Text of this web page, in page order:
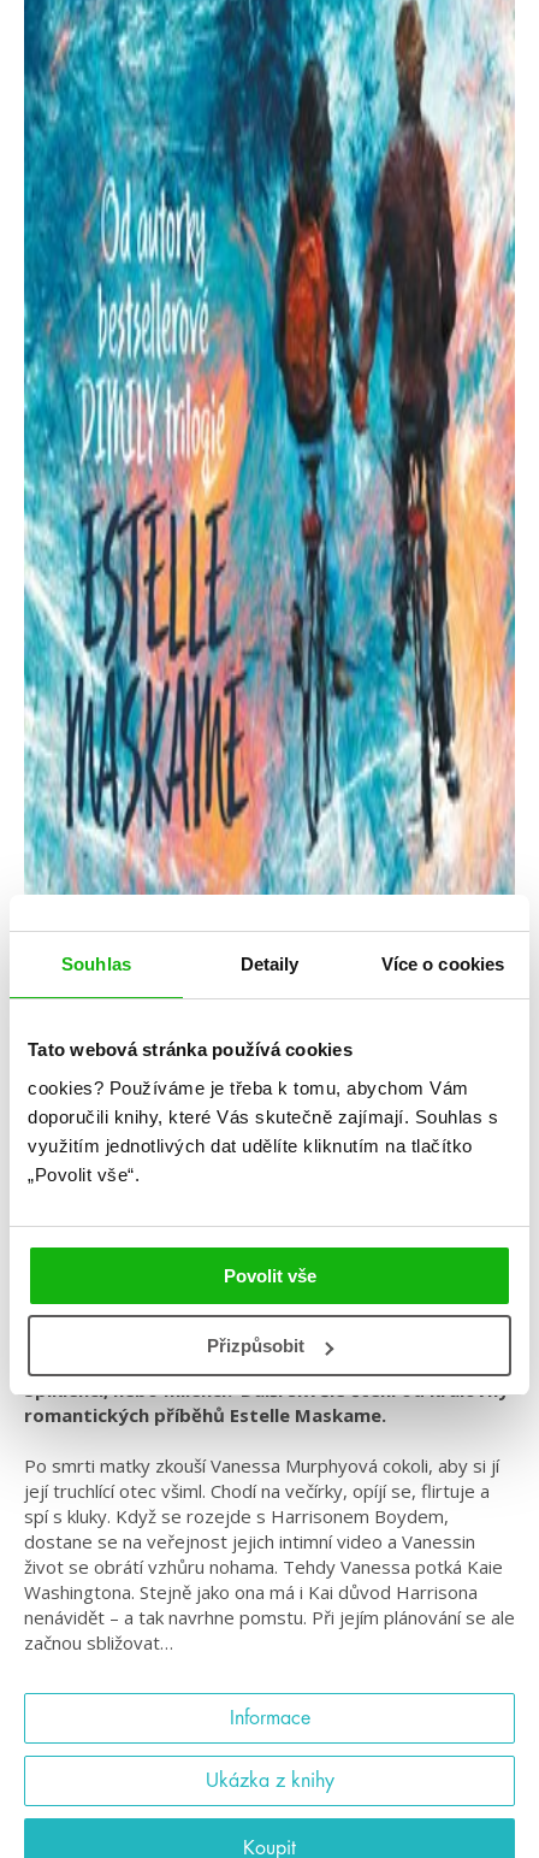
Souhlas Detaily Více o cookies
Tato webová stránka používá cookies
cookies? Používáme je třeba k tomu, abychom Vám
doporučili knihy, které Vás skutečně zajímají. Souhlas s
využitím jednotlivých dat udělíte kliknutím na tlačítko
„Povolit vše“.
Povolit vše
Přizpůsobit
Druhá tvář Kaie
Estelle Maskame
#standalone
Spiklenci, nebo milenci? Další skvělé čtení od královny
romantických příběhů Estelle Maskame.
Po smrti matky zkouší Vanessa Murphyová cokoli, aby si jí
její truchlící otec všiml. Chodí na večírky, opíjí se, flirtuje a
spí s kluky. Když se rozejde s Harrisonem Boydem,
dostane se na veřejnost jejich intimní video a Vanessin
život se obrátí vzhůru nohama. Tehdy Vanessa potká Kaie
Washingtona. Stejně jako ona má i Kai důvod Harrisona
nenávidět – a tak navrhne pomstu. Při jejím plánování se ale
začnou sbližovat…
Informace
Ukázka z knihy
Koupit